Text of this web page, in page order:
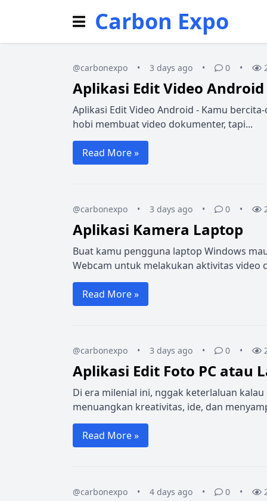
Carbon Expo
@carbonexpo • 3 days ago • 0 •
Aplikasi Edit Video Android
Aplikasi Edit Video Android - Kamu
hobi membuat video dokumenter, tapi...
Read More »
@carbonexpo • 3 days ago • 0 •
Aplikasi Kamera Laptop
Buat kamu pengguna laptop Windows
Webcam untuk melakukan aktivitas video
Read More »
@carbonexpo • 3 days ago • 0 •
Aplikasi Edit Foto PC atau
Di era milenial ini, nggak keterlaluan
menuangkan kreativitas, ide, dan
Read More »
@carbonexpo • 4 days ago • 0 •